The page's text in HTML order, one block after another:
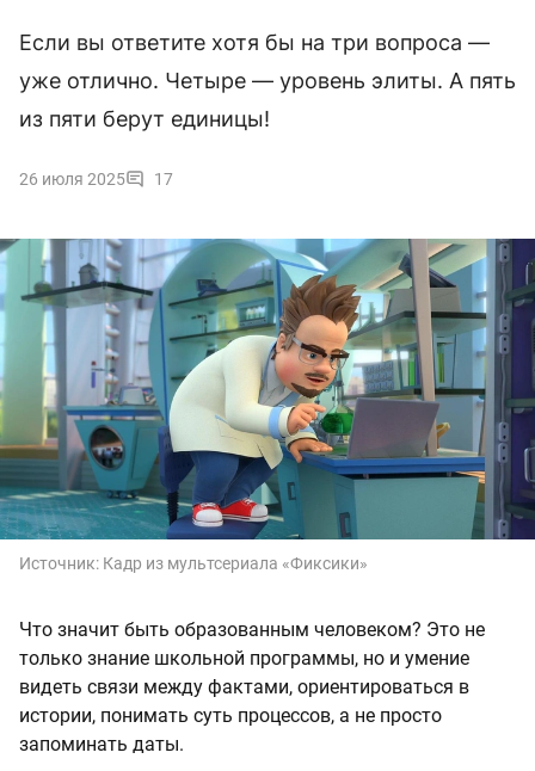
Если вы ответите хотя бы на три вопроса —
уже отлично. Четыре — уровень элиты. А пять
из пяти берут единицы!
26 июля 2025 17
Источник: Кадр из мультсериала «Фиксики»
Что значит быть образованным человеком? Это не
только знание школьной программы, но и умение
видеть связи между фактами, ориентироваться в
истории, понимать суть процессов, а не просто
запоминать даты.